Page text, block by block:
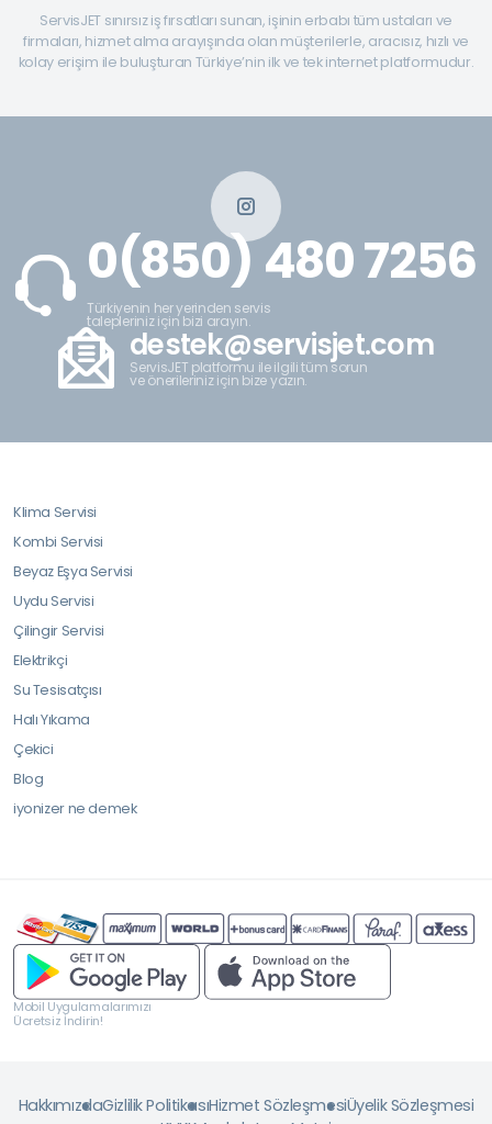
ServisJET sınırsız iş fırsatları sunan, işinin erbabı tüm ustaları ve
firmaları, hizmet alma arayışında olan müşterilerle, aracısız, hızlı ve
kolay erişim ile buluşturan Türkiye’nin ilk ve tek internet platformudur.
0(850) 480 7256
Türkiyenin her yerinden servis
talepleriniz için bizi arayın.
destek@servisjet.com
ServisJET platformu ile ilgili tüm sorun
ve önerileriniz için bize yazın.
Klima Servisi
Kombi Servisi
Beyaz Eşya Servisi
Uydu Servisi
Çilingir Servisi
Elektrikçi
Su Tesisatçısı
Halı Yıkama
Çekici
Blog
iyonizer ne demek
Mobil Uygulamalarımızı
Ücretsiz İndirin!
HakkımızdaGizlilik PolitikasıHizmet SözleşmesiÜyelik Sözleşmesi